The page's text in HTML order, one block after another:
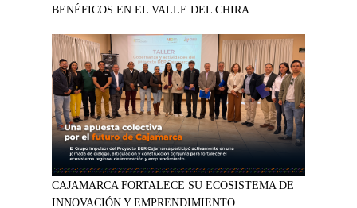
BENÉFICOS EN EL VALLE DEL CHIRA
CAJAMARCA FORTALECE SU ECOSISTEMA DE
INNOVACIÓN Y EMPRENDIMIENTO